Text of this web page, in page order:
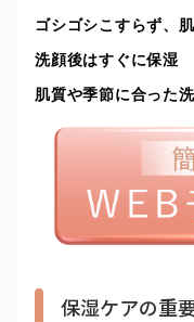
ゴシゴシこすらず、
洗顔後はすぐに保湿
肌質や季節に合った
保湿ケアの重